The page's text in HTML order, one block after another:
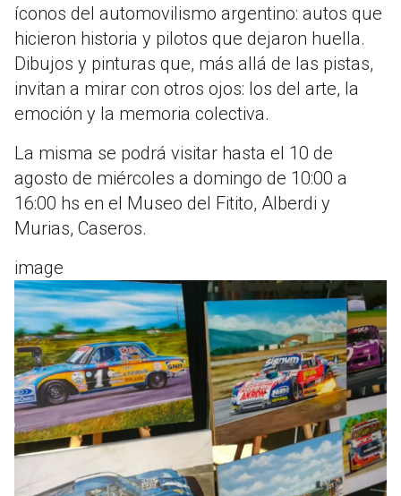
íconos del automovilismo argentino: autos que
hicieron historia y pilotos que dejaron huella.
Dibujos y pinturas que, más allá de las pistas,
invitan a mirar con otros ojos: los del arte, la
emoción y la memoria colectiva.
La misma se podrá visitar hasta el 10 de
agosto de miércoles a domingo de 10:00 a
16:00 hs en el Museo del Fitito, Alberdi y
Murias, Caseros.
image